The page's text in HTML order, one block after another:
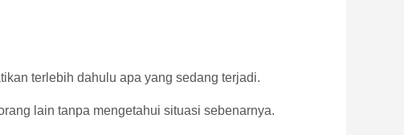
terlebih dahulu apa yang sedang terjadi.
lain tanpa mengetahui situasi sebenarnya.